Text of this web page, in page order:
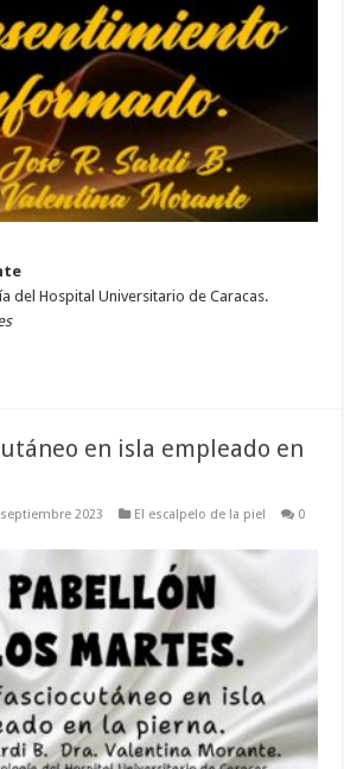
del Hospital Universitario de Caracas.
en isla empleado en
2023 El escalpelo de la piel
0